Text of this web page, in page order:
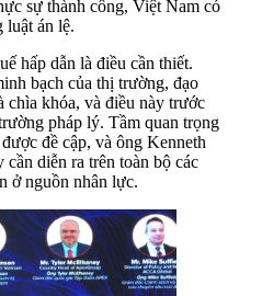
sự thành công, Việt Nam có
luật án lệ.
hấp dẫn là điều cần thiết.
bạch của thị trường, đạo
chìa khóa, và điều này trước
pháp lý. Tầm quan trọng
đề cập, và ông Kenneth
diễn ra trên toàn bộ các
ở nguồn nhân lực.